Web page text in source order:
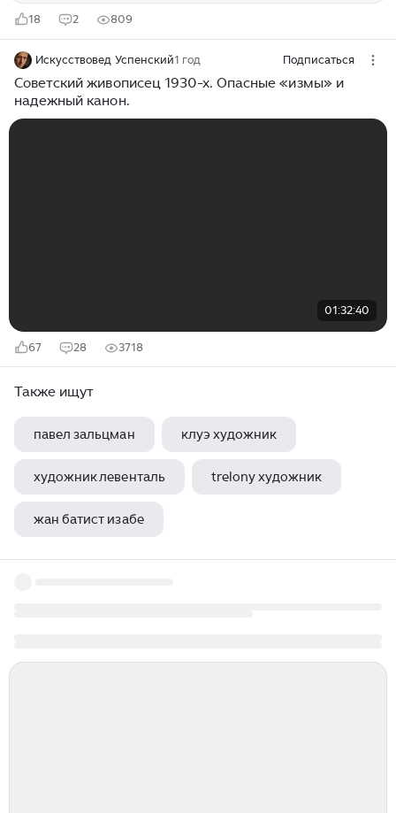
18 2 809
Искусствовед Успенский1 год Подписаться
Советский живописец 1930-х. Опасные «измы» и
надежный канон.
01:32:40
67 28 3718
Также ищут
павел зальцман клуэ художник
художник левенталь trelony художник
жан батист изабе